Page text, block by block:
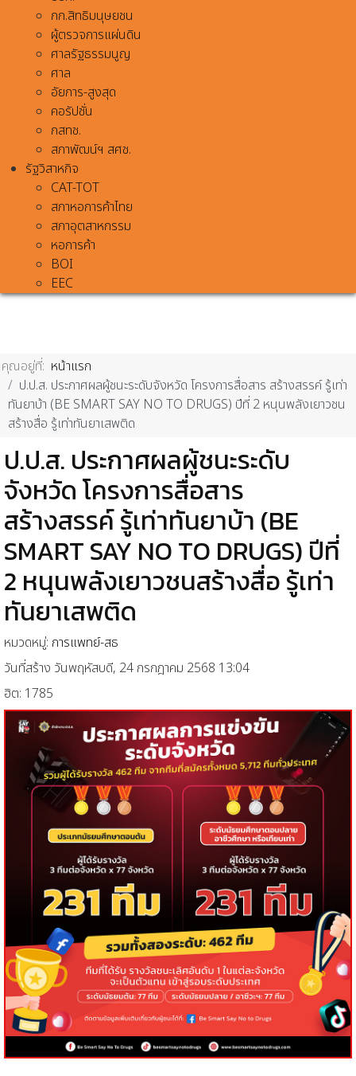
กก.สิทธิมนุษยชน
ผู้ตรวจการแผ่นดิน
ศาลรัฐธรรมนูญ
ศาล
อัยการ-สูงสุด
คอรัปชั่น
กสทช.
สภาพัฒน์ฯ สศช.
รัฐวิสาหกิจ
CAT-TOT
สภาหอการค้าไทย
สภาอุตสาหกรรม
หอการค้า
BOI
EEC
คุณอยู่ที่: หน้าแรก
ป.ป.ส. ประกาศผลผู้ชนะระดับจังหวัด โครงการสื่อสาร สร้างสรรค์ รู้เท่า
ทันยาบ้า (BE SMART SAY NO TO DRUGS) ปีที่ 2 หนุนพลังเยาวชน
สร้างสื่อ รู้เท่าทันยาเสพติด
ป.ป.ส. ประกาศผลผู้ชนะระดับ
จังหวัด โครงการสื่อสาร
สร้างสรรค์ รู้เท่าทันยาบ้า (BE
SMART SAY NO TO DRUGS) ปีที่
2 หนุนพลังเยาวชนสร้างสื่อ รู้เท่า
ทันยาเสพติด
หมวดหมู่: การแพทย์-สธ
วันที่สร้าง วันพฤหัสบดี, 24 กรกฎาคม 2568 13:04
ฮิต: 1785